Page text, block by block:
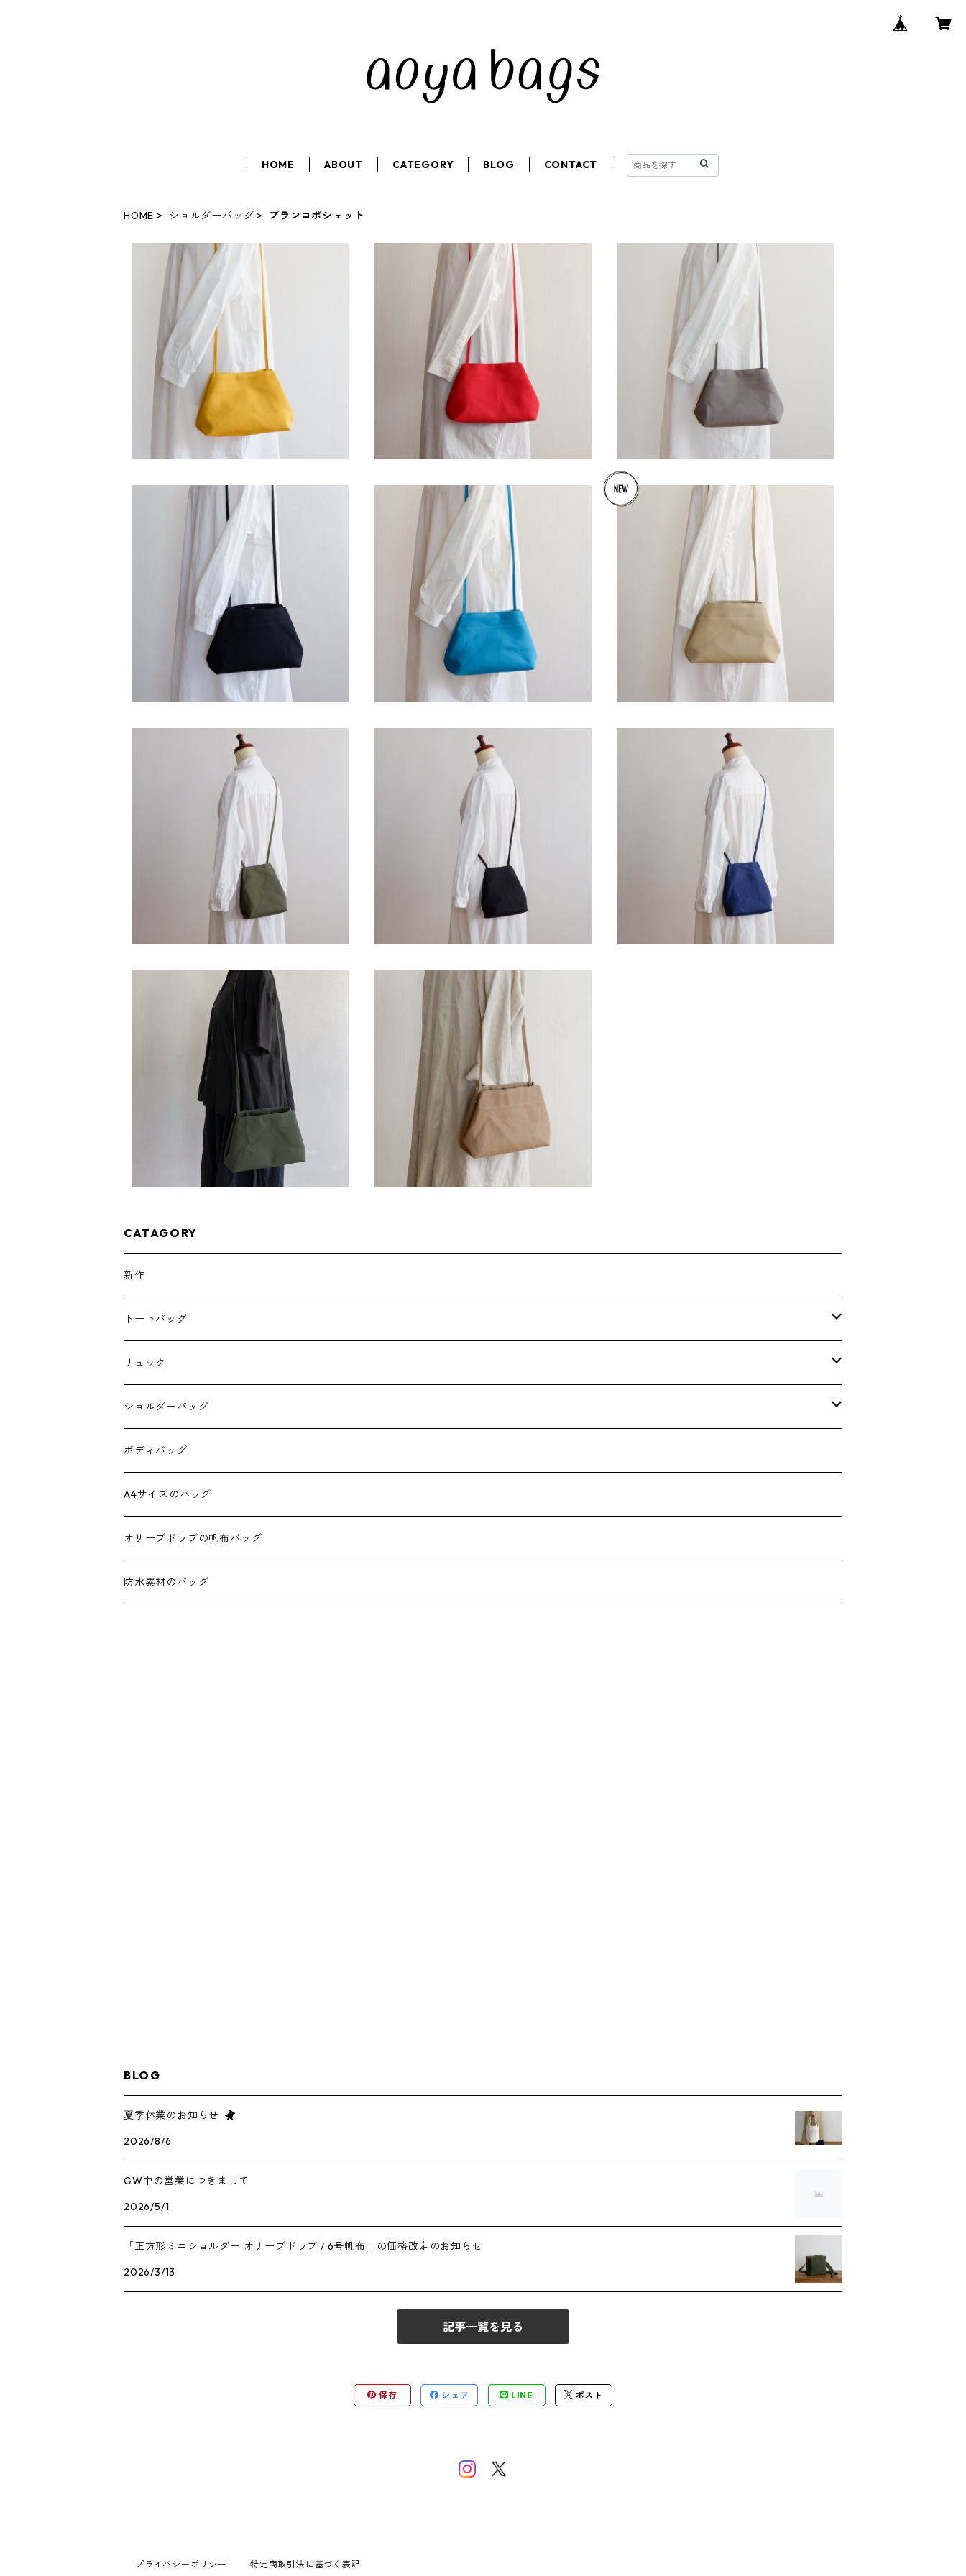
HOME ABOUT CATEGORY BLOG CONTACT
HOME ショルダーバッグ ブランコポシェット
ブランコポシェット カラシ / 8号帆布
¥4,900
ブランコポシェット 赤 / 8号帆布
¥4,900
ブランコポシェット ダークグレー / 8号帆
¥4,900
ブランコポシェット 黒 / 8号帆布
¥4,900
ブランコポシェット ターコイズ / 8号帆布
¥4,900
ブランコポシェット アイボリー / 8号帆布
¥4,900
SOLD OUT
ブランコポシェット タテ オリーブ / 8号帆
布
¥4,900
SOLD OUT
ブランコポシェット タテ 黒 / 8号帆布
¥4,900
SOLD OUT
ブランコポシェット タテ 紺 / 8号帆布
¥4,900
SOLD OUT
ブランコポシェット オリーブ / 9号帆布
¥4,900
SOLD OUT
ブランコポシェット グレージュ / 9号帆布
¥4,900
SOLD OUT
CATAGORY
新作
トートバッグ
A4サイズのトート
4 pockets tote
ダブルポケットミニトート
ダブルポケットミニ2wayトート
ダブルポケットトート
ダブルポケット2WAYトート
9号帆布
セイタカノッポトート
リュック
スクエアリュック
スクエアリュック390
スクエアリュック 正方形
ショルダーバッグ
6号帆布のショルダー
スクエア2wayショルダー
正方形ミニショルダー
ショルダースクエア
ボディバッグ
A4サイズのバッグ
オリーブドラブの帆布バッグ
防水素材のバッグ
BLOG
夏季休業のお知らせ
2026/8/6
GW中の営業につきまして
2026/5/1
「正方形ミニショルダー オリーブドラブ / 6号帆布」の価格改定のお知らせ
2026/3/13
記事一覧を見る
保存 シェア LINE ポスト
プライバシーポリシー 特定商取引法に基づく表記